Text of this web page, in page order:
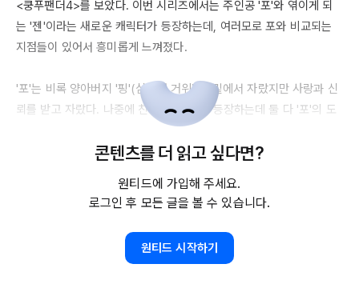
<쿵푸팬더4>를 보았다. 이번 시리즈에서는 주인공 '포'와 엮이게 되
는 '젠'이라는 새로운 캐릭터가 등장하는데, 여러모로 포와 비교되는
지점들이 있어서 흥미롭게 느껴졌다.
'포'는 비록 양아버지 '핑'(심지어 거위다!) 밑에서 자랐지만 사랑과 신
뢰를 받고 자랐다. 나중에 친아버지 '리'도 등장하는데 둘 다 '포'의 도
전과 모험을 지지하지만 한편으로는 다칠까 걱정되어 몰래 쫓아가는
귀여운 모습을 보이기도 한다. 포는 어릴 때나, 다 커서도 부모의 사랑
력을 높이 산 양어머니 '카멜레온'에게 입양되어 그녀에게 이런저런 기
술을 전수받게 된다. '포'와 다른 점은, 포는 양아버지 밑에서도 깊은
콘텐츠를 더 읽고 싶다면?
원티드에 가입해 주세요.
로그인 후 모든 글을 볼 수 있습니다.
원티드 시작하기